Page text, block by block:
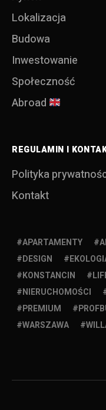
Lokalizacja
Budowa
Inwestowanie
Społeczność
Abroad
REGULAMIN I
Polityka
Kontakt
APARTAMENTY
DESIGN
KONSTANCIN
NIERUCHOMOŚCI
PREMIUM
WARSZAWA